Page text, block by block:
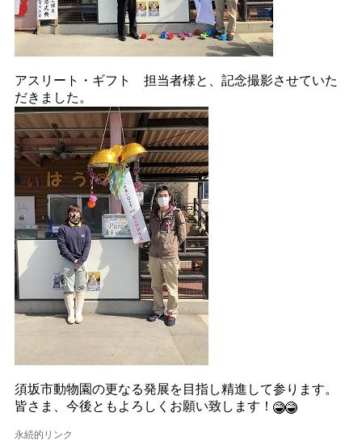
アスリート・ギフト 担当者様と、記念撮影させていた
だきました。
須坂市動物園の更なる発展を目指し精進して参ります。
皆さま、今後ともよろしくお願い致します！
永続的リンク